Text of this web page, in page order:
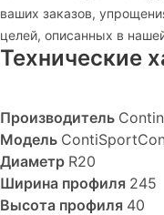
ваших заказов,
целей, описанных в
Технические
Производитель
Модель
Диаметр R20
Ширина профиля 245
Высота профиля 40